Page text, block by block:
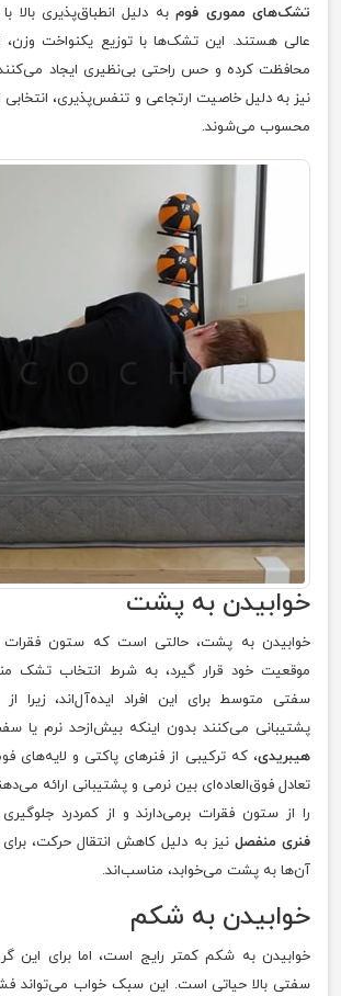
تشک‌های مموری فومبه دلیل انطباق‌پذیری بالا
عالی هستند. این تشک‌ها با توزیع یکنواخت
محافظت کرده و حس راحتی بی‌نظیری ایجاد
نیز به دلیل خاصیت ارتجاعی و تنفس‌پذیری،
محسوب می‌شوند.
خوابیدن به پشت
خوابیدن به پشت، حالتی است که ستون فقرات
موقعیت خود قرار گیرد، به شرط انتخاب تشک
سفتی متوسط برای این افراد ایده‌آل‌اند، زیرا
پشتیبانی می‌کنند بدون اینکه بیش‌ازحد نرم یا
هیبریدی، که ترکیبی از فنرهای پاکتی و لایه‌های
تعادل فوق‌العاده‌ای بین نرمی و پشتیبانی ارائه
را از ستون فقرات برمی‌دارند و از کمردرد
فنری منفصل نیز به دلیل کاهش انتقال حرکت،
آن‌ها به پشت می‌خوابد، مناسب‌اند.
خوابیدن به شکم
خوابیدن به شکم کمتر رایج است، اما برای این
سفتی بالا حیاتی است. این سبک خواب می‌تواند